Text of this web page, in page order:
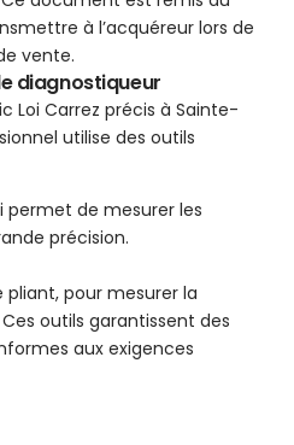
à l’acquéreur lors de
vente.
diagnostiqueur
Loi Carrez précis à Sainte-
utilise des outils
permet de mesurer les
précision.
pour mesurer la
outils garantissent des
aux exigences